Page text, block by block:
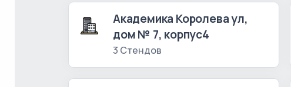
Академика Королева ул,
дом № 7, корпус4
3 Стендов